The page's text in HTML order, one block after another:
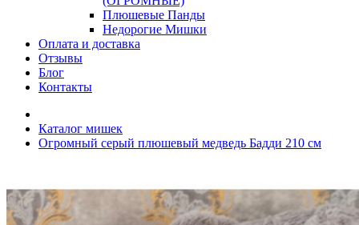
Плюшевые Панды
Недорогие Мишки
Оплата и доставка
Отзывы
Блог
Контакты
Каталог мишек
Огромный серый плюшевый медведь Бадди 210 см